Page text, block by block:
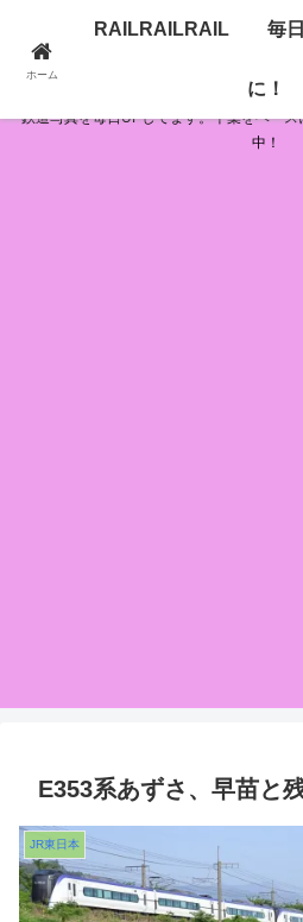
RAILRAILRAIL 毎日鉄
鉄道写真を毎日UPしてます。千葉をベー
中！
E353系あずさ、早苗と
JR東日本
ホーム
RAILRAILRAIL 毎日
に！